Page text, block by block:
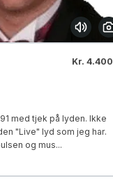
Kr. 4.400
med tjek på lyden. Ikke
"Live" lyd som jeg har.
og mus...